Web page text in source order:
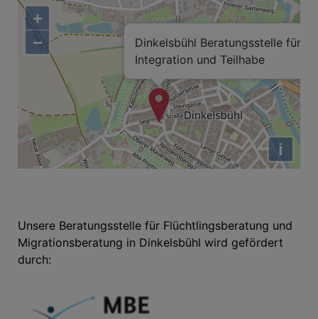
Dinkelsbühl Beratungsstelle für
Integration und Teilhabe
+
−
i
Unsere Beratungsstelle für Flüchtlingsberatung und
Migrationsberatung in Dinkelsbühl wird gefördert
durch: